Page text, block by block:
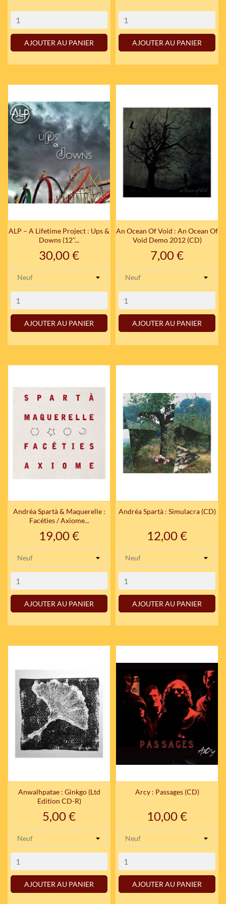
AJOUTER AU PANIER AJOUTER AU PANIER
ALP – A Lifetime Project : Ups &
Downs (12’’...
Prix
30,00 €
AJOUTER AU PANIER
An Ocean Of Void : An Ocean Of
Void Demo 2012 (CD)
Prix
7,00 €
AJOUTER AU PANIER
Andréa Spartà & Maquerelle :
Facéties / Axiome...
Prix
19,00 €
AJOUTER AU PANIER
Andréa Spartà : Simulacra (CD)
Prix
12,00 €
AJOUTER AU PANIER
Anwalhpatae : Ginkgo (Ltd
Edition CD-R)
Prix
5,00 €
AJOUTER AU PANIER
Arcy : Passages (CD)
Prix
10,00 €
AJOUTER AU PANIER